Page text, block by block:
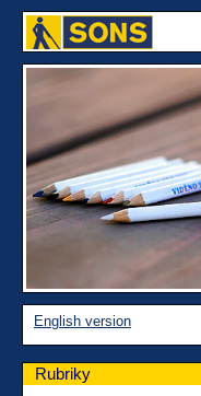
English version
Rubriky